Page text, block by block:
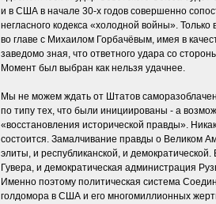
и в США в начале 30-х годов совершенно
негласного кодекса «холодной войны».
во главе с Михаилом Горбачёвым, имея в
заведомо зная, что ответного удара со
Момент был выбран как нельзя удачнее.
Мы не можем ждать от Штатов
по типу тех, что были инициированы - а
«восстановления исторической правды».
состоится. Замалчивание правды о Великом
элиты, и республиканской, и
Гувера, и демократическая администрация
Именно поэтому политическая система
голдомора в США и его многомиллионных